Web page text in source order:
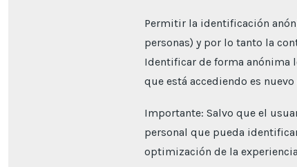
Permitir la identificación
personas) y por lo tanto la
Identificar de forma anónima
que está accediendo es
Importante: Salvo que el
personal que pueda
optimización de la